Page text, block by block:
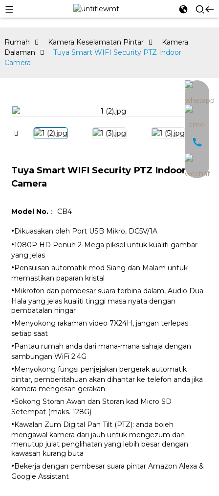
Rumah Kamera Keselamatan Pintar
Kamera
Dalaman
Tuya Smart WIFI Security PTZ Indoor
Camera
Tuya Smart WIFI Security PTZ Indoor
Camera
Model No.： CB4
·Dikuasakan oleh Port USB Mikro, DC5V/1A
·1080P HD Penuh 2-Mega piksel untuk kualiti gambar
yang jelas
·Pensuisan automatik mod Siang dan Malam untuk
memastikan paparan kristal
·Mikrofon dan pembesar suara terbina dalam, Audio Dua
Hala yang jelas kualiti tinggi masa nyata dengan
pembatalan hingar
·Menyokong rakaman video 7X24H, jangan terlepas
setiap saat
·Pantau rumah anda dari mana-mana sahaja dengan
sambungan WiFi 2.4G
·Menyokong fungsi penjejakan bergerak automatik
pintar, pemberitahuan akan dihantar ke telefon anda jika
kamera mengesan gerakan
·Sokong Storan Awan dan Storan kad Micro SD
Setempat (maks. 128G)
·Kawalan Zum Digital Pan Tilt (PTZ): anda boleh
mengawal kamera dari jauh untuk mengezum dan
menutup julat penglihatan yang lebih besar dengan
kawasan kurang buta
·Bekerja dengan pembesar suara pintar Amazon Alexa &
Google Assistant